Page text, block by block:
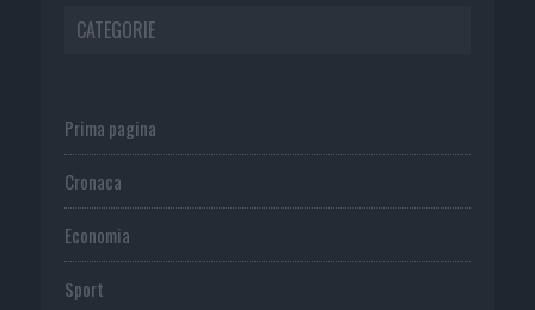
CATEGORIE
Prima pagina
Cronaca
Economia
Sport